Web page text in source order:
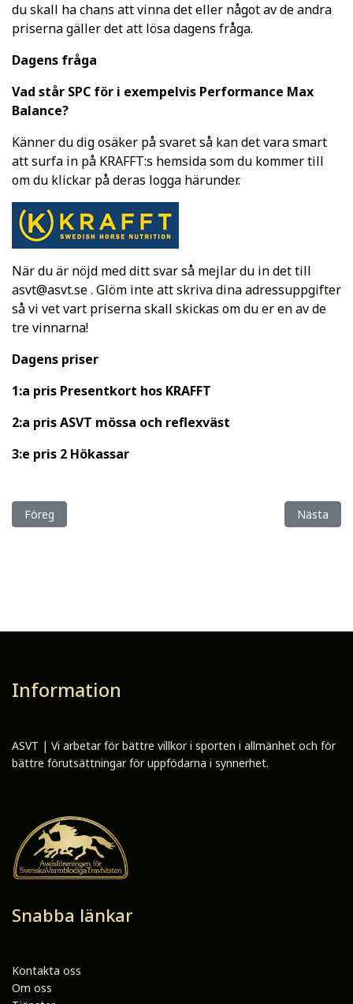
du skall ha chans att vinna det eller något av de andra
priserna gäller det att lösa dagens fråga.
Dagens fråga
Vad står SPC för i exempelvis Performance Max
Balance?
Känner du dig osäker på svaret så kan det vara smart
att surfa in på KRAFFT:s hemsida som du kommer till
om du klickar på deras logga härunder.
När du är nöjd med ditt svar så mejlar du in det till
asvt@asvt.se. Glöm inte att skriva dina adressuppgifter
så vi vet vart priserna skall skickas om du er en av de
tre vinnarna!
Dagens priser
1:a pris Presentkort hos KRAFFT
2:a pris ASVT mössa och reflexväst
3:e pris 2 Hökassar
Föregående artikel: LRF häst genomför enkät om
Föreg Nästa
Nästa
Information
ASVT | Vi arbetar för bättre villkor i sporten i allmänhet och för
bättre förutsättningar för uppfödarna i synnerhet.
Snabba länkar
Kontakta oss
Om oss